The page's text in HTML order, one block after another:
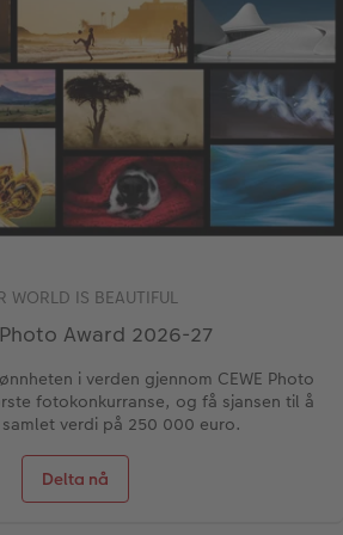
WORLD IS BEAUTIFUL
Photo Award 2026-27
i verden gjennom CEWE Photo
fotokonkurranse, og få sjansen til å
verdi på 250 000 euro.
Delta nå